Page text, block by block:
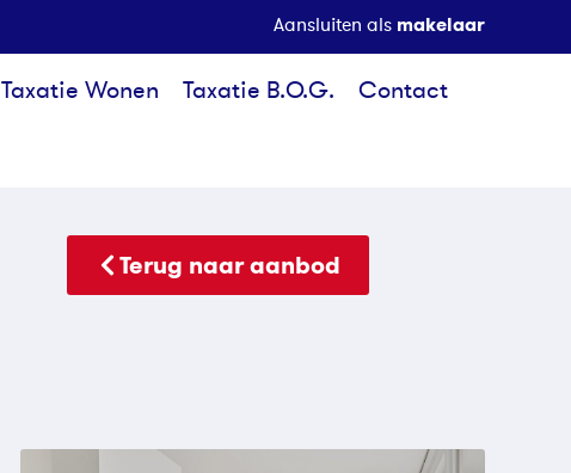
Aansluiten als makelaar
Taxatie Wonen Taxatie B.O.G. Contact
Terug naar aanbod